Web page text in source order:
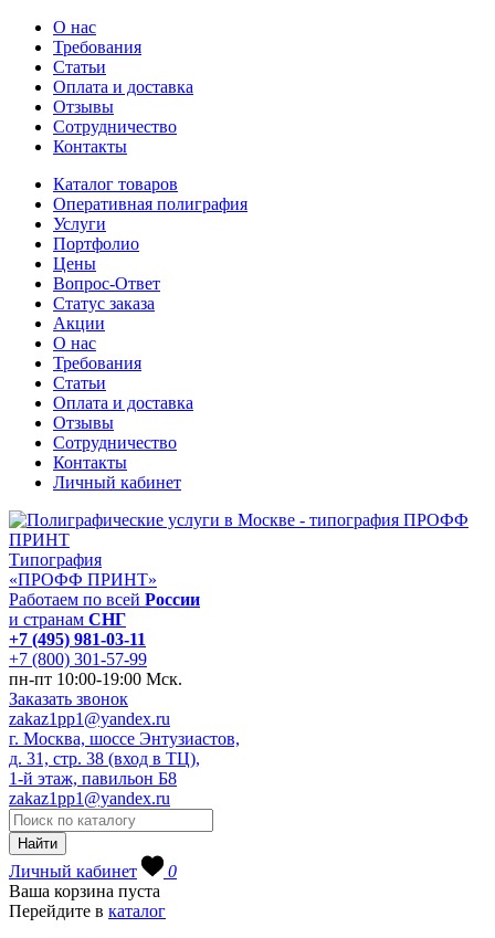
О нас
Требования
Статьи
Оплата и доставка
Отзывы
Сотрудничество
Контакты
Каталог товаров
Оперативная полиграфия
Услуги
Портфолио
Цены
Вопрос-Ответ
Статус заказа
Акции
О нас
Требования
Статьи
Оплата и доставка
Отзывы
Сотрудничество
Контакты
Личный кабинет
Типография
«ПРОФФ ПРИНТ»
Работаем по всей России
и странам СНГ
+7 (495) 981-03-11
+7 (800) 301-57-99
пн-пт 10:00-19:00 Мск.
Заказать звонок
zakaz1pp1@yandex.ru
г. Москва, шоссе Энтузиастов,
д. 31, стр. 38 (вход в ТЦ),
1-й этаж, павильон Б8
zakaz1pp1@yandex.ru
Личный кабинет
0
Ваша корзина пуста
Перейдите в каталог